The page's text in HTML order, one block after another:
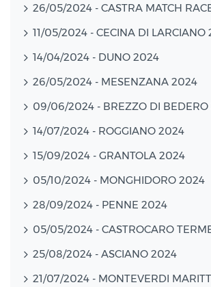
26/05/2024 - CASTRA MATCH
11/05/2024 - CECINA DI LARCIANO
14/04/2024 - DUNO 2024
26/05/2024 - MESENZANA 2024
09/06/2024 - BREZZO DI
14/07/2024 - ROGGIANO 2024
15/09/2024 - GRANTOLA 2024
05/10/2024 - MONGHIDORO 2024
28/09/2024 - PENNE 2024
05/05/2024 - CASTROCARO
25/08/2024 - ASCIANO 2024
21/07/2024 - MONTEVERDI